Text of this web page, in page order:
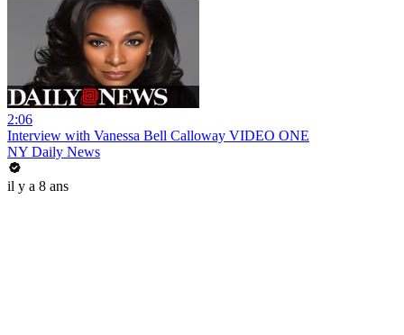
2:06
Interview with Vanessa Bell Calloway VIDEO ONE
NY Daily News
il y a 8 ans